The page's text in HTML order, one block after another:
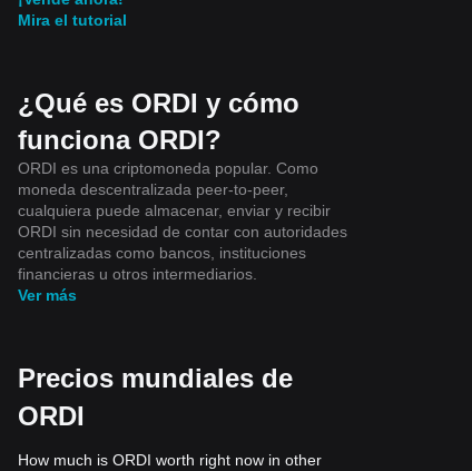
Mira el tutorial
¿Qué es ORDI y cómo
funciona ORDI?
ORDI es una criptomoneda popular. Como
moneda descentralizada peer-to-peer,
cualquiera puede almacenar, enviar y recibir
ORDI sin necesidad de contar con autoridades
centralizadas como bancos, instituciones
financieras u otros intermediarios.
Ver más
Precios mundiales de
ORDI
How much is ORDI worth right now in other